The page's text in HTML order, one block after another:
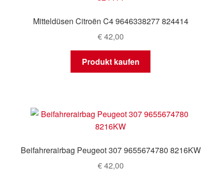
Mitteldüsen Citroën C4 9646338277 824414
€42,00
Produkt kaufen
Beifahrerairbag Peugeot 307 9655674780 8216KW
€42,00